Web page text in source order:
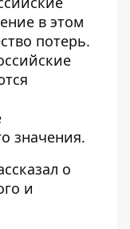
в этом
потерь.
значения.
о
и